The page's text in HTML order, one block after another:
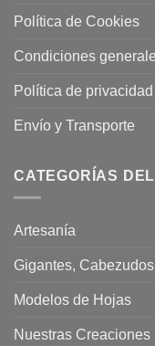
Política de Cookies
Condiciones
Política de privacidad
Envío y Transporte
CATEGORÍAS
Artesanía
Gigantes,
Modelos de Hojas
Nuestras Creaciones